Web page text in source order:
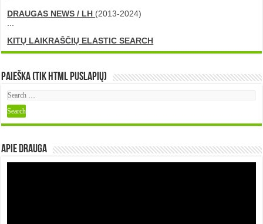
DRAUGAS NEWS / LH (2013-2024)
KITŲ LAIKRAŠČIŲ ELASTIC SEARCH
Paieška (tik HTML puslapių)
Apie DRAUGA